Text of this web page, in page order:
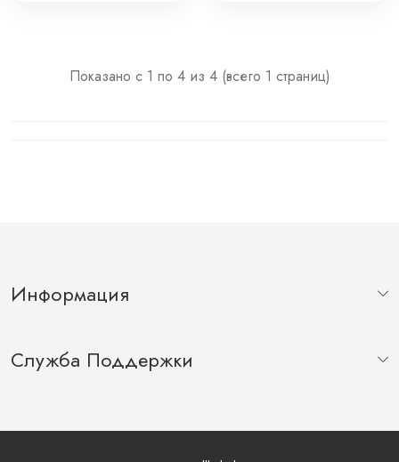
Показано с 1 по 4 из 4 (всего 1 страниц)
Информация
Служба Поддержки